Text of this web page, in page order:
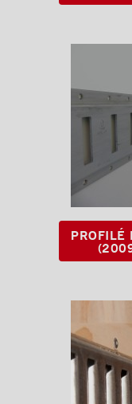
Ventilations
PROFILÉ